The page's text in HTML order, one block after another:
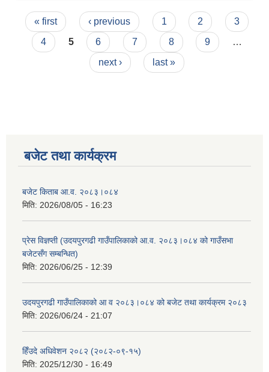
Pages
« first ‹ previous 1 2
3
4
5 6 7 8 9
…
next ›
last »
बजेट तथा कार्यक्रम
बजेट किताब आ.व. २०८३।०८४
मिति: 2026/08/05 - 16:23
प्रेस विज्ञप्ती (उदयपुरगढी गाउँपालिकाको आ.व. २०८३।०८४ को गाउँसभा
बजेटसँग सम्बन्धित)
मिति: 2026/06/25 - 12:39
उदयपुरगढी गाउँपालिकाको आ व २०८३।०८४ को बजेट तथा कार्यक्रम २०८३
मिति: 2026/06/24 - 21:07
हिँउदे अधिवेशन २०८२ (२०८२-०९-१५)
मिति: 2025/12/30 - 16:49